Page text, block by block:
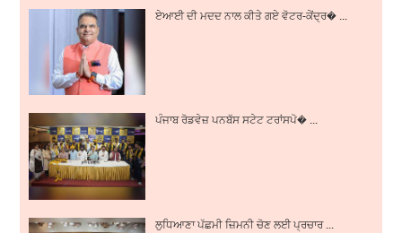
ਏਆਈ ਦੀ ਮਦਦ ਨਾਲ ਕੀਤੇ ਗਏ ਵੋਟਰ-ਕੇਂਦ੍ਰ� ...
ਪੰਜਾਬ ਰੋਡਵੇਜ਼ ਪਨਬੱਸ ਸਟੇਟ ਟਰਾਂਸਪੋ� ...
ਲੁਧਿਆਣਾ ਪੱਛਮੀ ਜ਼ਿਮਨੀ ਚੋਣ ਲਈ ਪ੍ਰਚਾਰ ...